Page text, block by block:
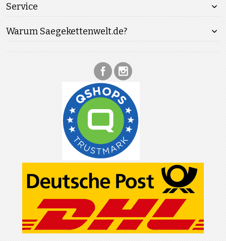
Service
Warum Saegekettenwelt.de?